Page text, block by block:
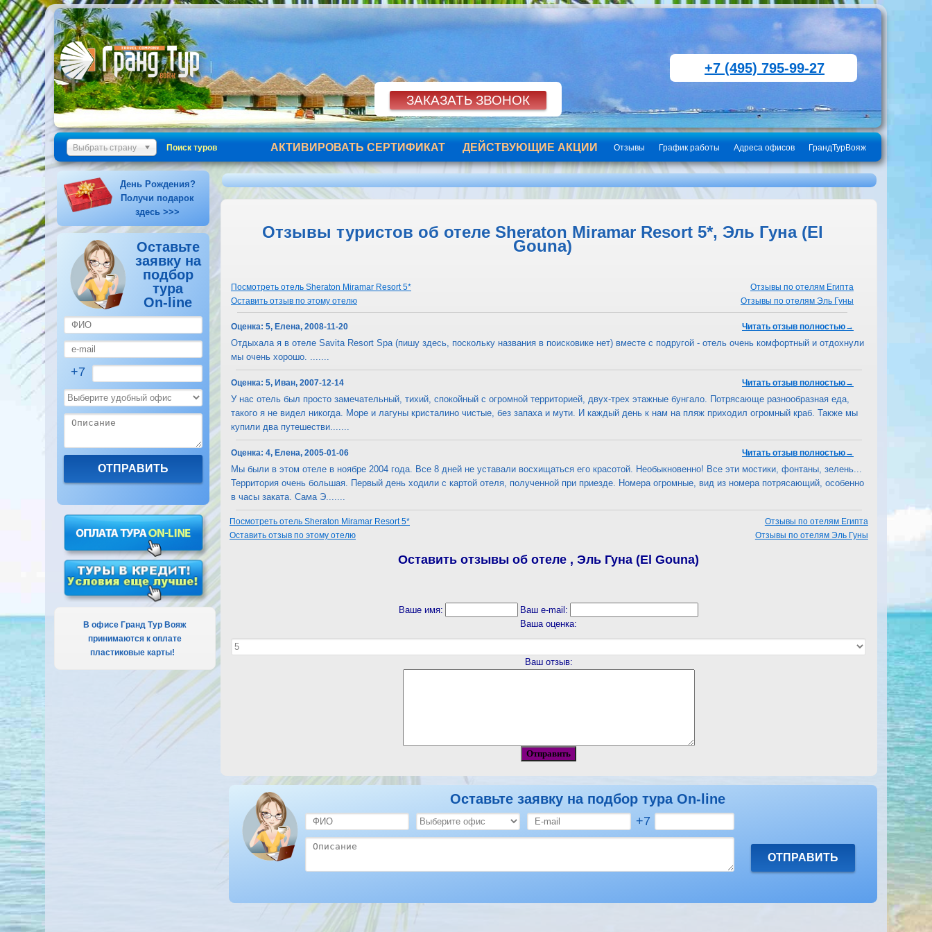
+7 (495) 795-99-27
Выбрать страну Поиск туров ГрандТурВояж
Адреса офисов
График работы
Отзывы
ДЕЙСТВУЮЩИЕ АКЦИИ
АКТИВИРОВАТЬ СЕРТИФИКАТ
День Рождения?
Получи подарок
здесь >>>
Оставьте
заявку на
подбор
тура
On-line
+7
В офисе Гранд Тур Вояж
принимаются к оплате
пластиковые карты!
Отзывы туристов об отеле Sheraton Miramar Resort 5*, Эль Гуна (El
Gouna)
Посмотреть отель Sheraton Miramar Resort 5*
Отзывы по отелям Египта
Оставить отзыв по этому отелю
Отзывы по отелям Эль Гуны
Оценка: 5, Елена, 2008-11-20 Читать отзыв полностью→
Отдыхала я в отеле Savita Resort Spa (пишу здесь, поскольку названия в поисковике нет) вместе с подругой - отель очень комфортный и отдохнули
мы очень хорошо. .......
Оценка: 5, Иван, 2007-12-14 Читать отзыв полностью→
У нас отель был просто замечательный, тихий, спокойный с огромной территорией, двух-трех этажные бунгало. Потрясающе разнообразная еда,
такого я не видел никогда. Море и лагуны кристалино чистые, без запаха и мути. И каждый день к нам на пляж приходил огромный краб. Также мы
купили два путешестви.......
Оценка: 4, Елена, 2005-01-06 Читать отзыв полностью→
Мы были в этом отеле в ноябре 2004 года. Все 8 дней не уставали восхищаться его красотой. Необыкновенно! Все эти мостики, фонтаны, зелень...
Территория очень большая. Первый день ходили с картой отеля, полученной при приезде. Номера огромные, вид из номера потрясающий, особенно
в часы заката. Сама Э.......
Посмотреть отель Sheraton Miramar Resort 5*
Отзывы по отелям Египта
Отзывы по отелям Эль Гуны
Оставить отзыв по этому отелю
Оставить отзывы об отеле , Эль Гуна (El Gouna)
Ваше имя:
Ваш e-mail:
Ваша оценка:
Ваш отзыв:
Оставьте заявку на подбор тура On-line
+7